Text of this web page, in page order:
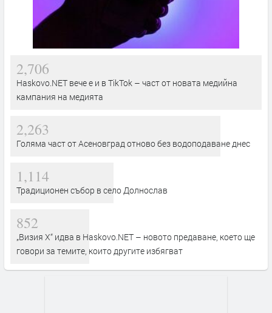
2,706
Haskovo.NET вече е и в TikTok – част от новата медийна
кампания на медията
2,263
Голяма част от Асеновград отново без водоподаване днес
1,114
Традиционен събор в село Долнослав
852
„Визия Х“ идва в Haskovo.NET – новото предаване, което ще
говори за темите, които другите избягват